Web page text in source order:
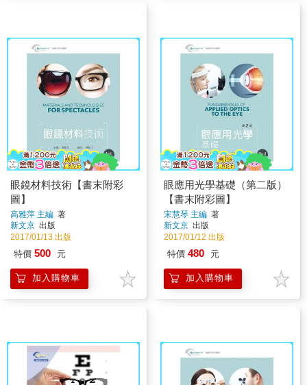
眼鏡材料技術【書末附彩
圖】
高雅萍 主編 著
新文京 出版
2017/01/13 出版
特價 500 元
加入購物車
眼應用光學基礎（第二版）
【書末附彩圖】
宋慧琴 主編 著
新文京 出版
2017/01/12 出版
特價 480 元
加入購物車